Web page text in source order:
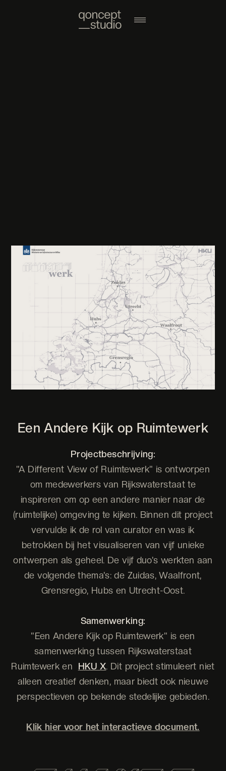
Een Andere Kijk op Ruimtewerk
Projectbeschrijving:
"A Different View of Ruimtewerk" is ontworpen
om medewerkers van Rijkswaterstaat te
inspireren om op een andere manier naar de
(ruimtelijke) omgeving te kijken. Binnen dit project
vervulde ik de rol van curator en was ik
betrokken bij het visualiseren van vijf unieke
ontwerpen als geheel. De vijf duo's werkten aan
de volgende thema's: de Zuidas, Waalfront,
Grensregio, Hubs en Utrecht-Oost.
Samenwerking:
"Een Andere Kijk op Ruimtewerk" is een
samenwerking tussen Rijkswaterstaat
Ruimtewerk en HKU X. Dit project stimuleert niet
alleen creatief denken, maar biedt ook nieuwe
perspectieven op bekende stedelijke gebieden.
Klik hier voor het interactieve document.